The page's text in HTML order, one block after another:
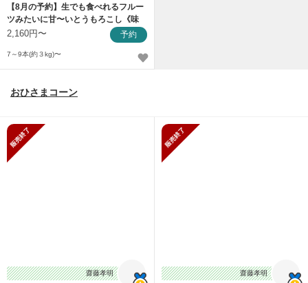
【8月の予約】生でも食べれるフルー
ツみたいに甘〜いとうもろこし《味
来》
2,160円〜 予約
7～9本(約３kg)〜
おひさまコーン
齋藤孝明
齋藤孝明